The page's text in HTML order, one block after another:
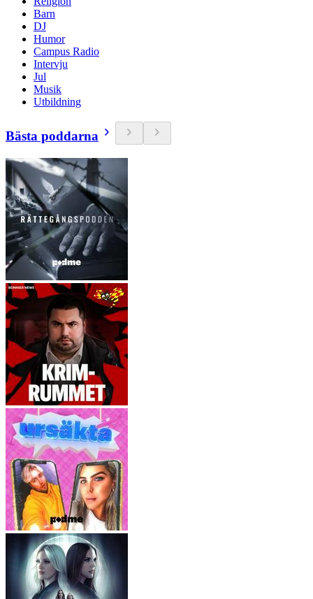
Barn
DJ
Humor
Campus Radio
Intervju
Jul
Musik
Utbildning
Bästa poddarna